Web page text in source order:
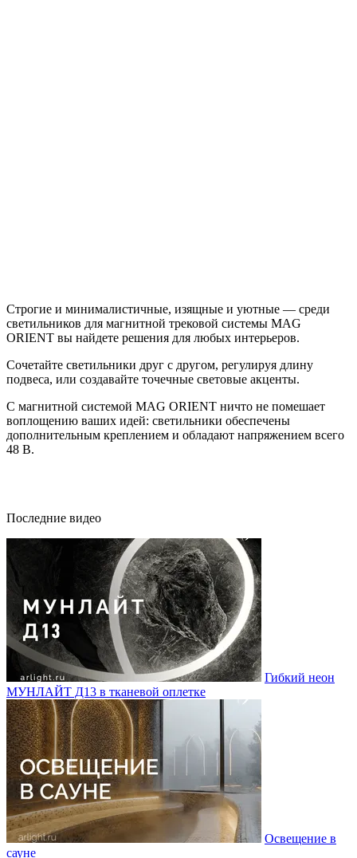
Строгие и минималистичные, изящные и уютные — среди
светильников для магнитной трековой системы MAG
ORIENT вы найдете решения для любых интерьеров.
Сочетайте светильники друг с другом, регулируя длину
подвеса, или создавайте точечные световые акценты.
С магнитной системой MAG ORIENT ничто не помешает
воплощению ваших идей: светильники обеспечены
дополнительным креплением и обладают напряжением всего
48 В.
Последние видео
Гибкий неон
МУНЛАЙТ Д13 в тканевой оплетке
Освещение в
сауне